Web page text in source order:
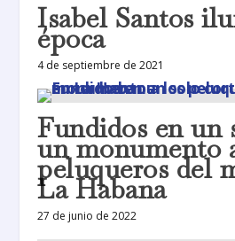
Isabel Santos
época
4 de septiembre de 2021
Fundidos en un
un monumento
peluqueros del
La Habana
27 de junio de 2022